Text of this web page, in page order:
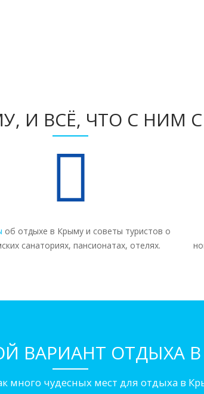
И ВСЁ, ЧТО С НИМ
об отдыхе в Крыму и советы туристов о
санаториях, пансионатах, отелях.
ВАРИАНТ ОТДЫХА
много чудесных мест для отдыха в